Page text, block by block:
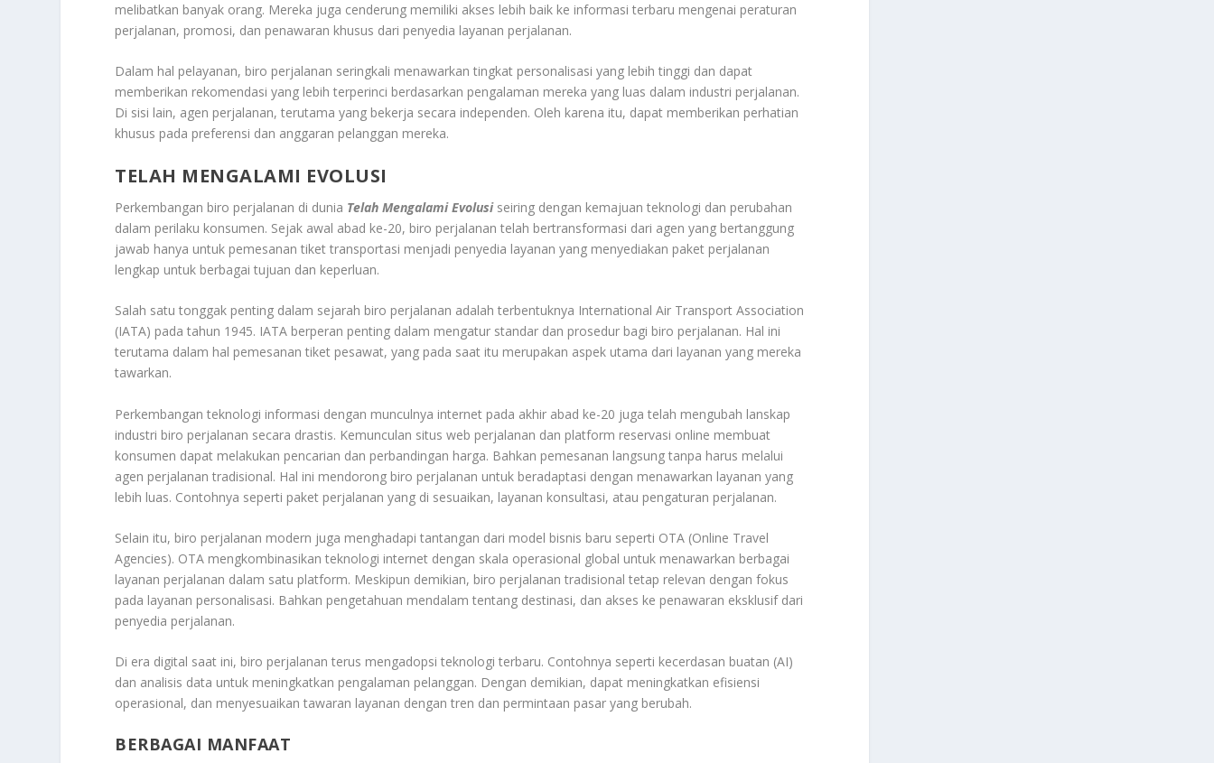
melibatkan banyak orang. Mereka juga cenderung memiliki akses lebih baik ke informasi terbaru mengenai peraturan
perjalanan, promosi, dan penawaran khusus dari penyedia layanan perjalanan.
Dalam hal pelayanan, biro perjalanan seringkali menawarkan tingkat personalisasi yang lebih tinggi dan dapat
memberikan rekomendasi yang lebih terperinci berdasarkan pengalaman mereka yang luas dalam industri perjalanan.
Di sisi lain, agen perjalanan, terutama yang bekerja secara independen. Oleh karena itu, dapat memberikan perhatian
khusus pada preferensi dan anggaran pelanggan mereka.
TELAH MENGALAMI EVOLUSI
Perkembangan biro perjalanan di dunia Telah Mengalami Evolusi seiring dengan kemajuan teknologi dan perubahan
dalam perilaku konsumen. Sejak awal abad ke-20, biro perjalanan telah bertransformasi dari agen yang bertanggung
jawab hanya untuk pemesanan tiket transportasi menjadi penyedia layanan yang menyediakan paket perjalanan
lengkap untuk berbagai tujuan dan keperluan.
Salah satu tonggak penting dalam sejarah biro perjalanan adalah terbentuknya International Air Transport Association
(IATA) pada tahun 1945. IATA berperan penting dalam mengatur standar dan prosedur bagi biro perjalanan. Hal ini
terutama dalam hal pemesanan tiket pesawat, yang pada saat itu merupakan aspek utama dari layanan yang mereka
tawarkan.
Perkembangan teknologi informasi dengan munculnya internet pada akhir abad ke-20 juga telah mengubah lanskap
industri biro perjalanan secara drastis. Kemunculan situs web perjalanan dan platform reservasi online membuat
konsumen dapat melakukan pencarian dan perbandingan harga. Bahkan pemesanan langsung tanpa harus melalui
agen perjalanan tradisional. Hal ini mendorong biro perjalanan untuk beradaptasi dengan menawarkan layanan yang
lebih luas. Contohnya seperti paket perjalanan yang di sesuaikan, layanan konsultasi, atau pengaturan perjalanan.
Selain itu, biro perjalanan modern juga menghadapi tantangan dari model bisnis baru seperti OTA (Online Travel
Agencies). OTA mengkombinasikan teknologi internet dengan skala operasional global untuk menawarkan berbagai
layanan perjalanan dalam satu platform. Meskipun demikian, biro perjalanan tradisional tetap relevan dengan fokus
pada layanan personalisasi. Bahkan pengetahuan mendalam tentang destinasi, dan akses ke penawaran eksklusif dari
penyedia perjalanan.
Di era digital saat ini, biro perjalanan terus mengadopsi teknologi terbaru. Contohnya seperti kecerdasan buatan (AI)
dan analisis data untuk meningkatkan pengalaman pelanggan. Dengan demikian, dapat meningkatkan efisiensi
operasional, dan menyesuaikan tawaran layanan dengan tren dan permintaan pasar yang berubah.
BERBAGAI MANFAAT